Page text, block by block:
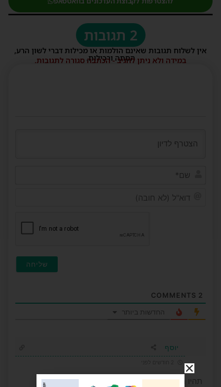
2 תגובות
אין לשלוח תגובות שאינם הולמות או מכילות דברי לשון הרע,
הסתה ורכילות.
במידה ולא ניתן להגיב - הכתבה סגורה לתגובות.
2
החדשות ביותר
יוסף
תהיו מקוריים פעם אחת